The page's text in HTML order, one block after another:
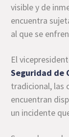
visible y de
encuentra
al que se
El
Seguridad de
tradicional, las
encuentran
un incidente